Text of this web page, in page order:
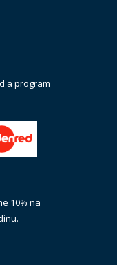
a program
10% na